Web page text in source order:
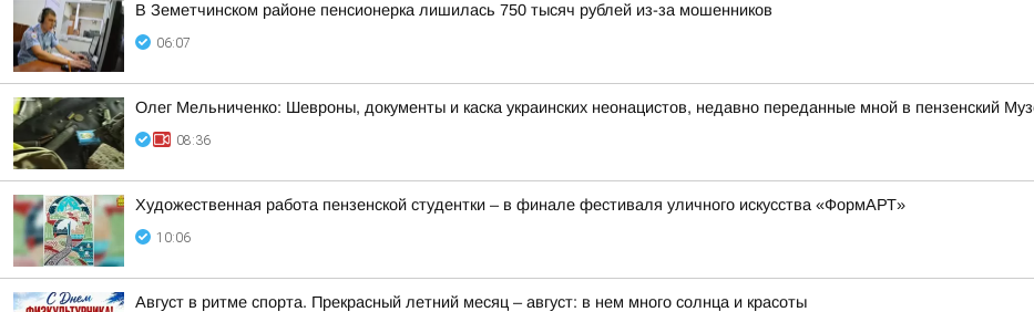
В Земетчинском районе пенсионерка лишилась 750 тысяч рублей из-за мошенников
06:07
Олег Мельниченко: Шевроны, документы и каска украинских неонацистов, недавно переданные мной в пензенский
08:36
Художественная работа пензенской студентки – в финале фестиваля уличного искусства «ФормАРТ»
10:06
Август в ритме спорта. Прекрасный летний месяц – август: в нем много солнца и красоты